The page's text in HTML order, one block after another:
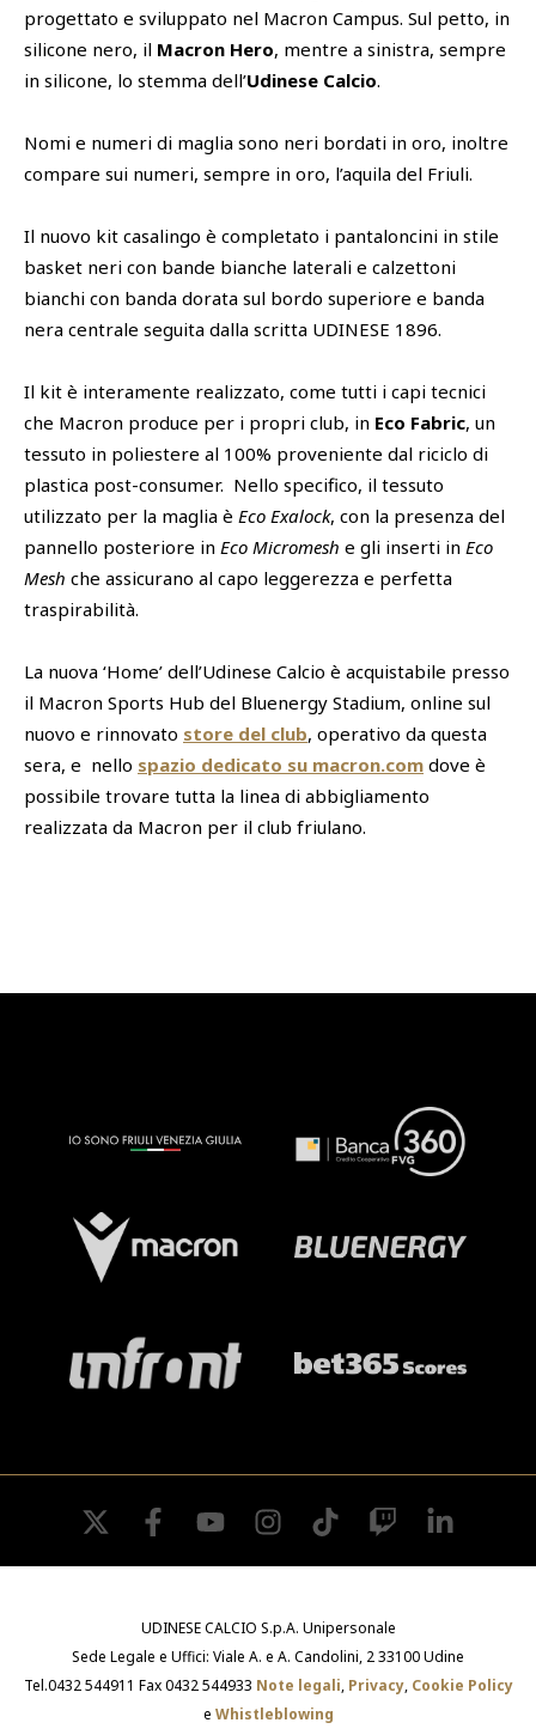
progettato e sviluppato nel Macron Campus. Sul petto, in
silicone nero, il Macron Hero, mentre a sinistra, sempre
in silicone, lo stemma dell’Udinese Calcio.
Nomi e numeri di maglia sono neri bordati in oro, inoltre
compare sui numeri, sempre in oro, l’aquila del Friuli.
Il nuovo kit casalingo è completato i pantaloncini in stile
basket neri con bande bianche laterali e calzettoni
bianchi con banda dorata sul bordo superiore e banda
nera centrale seguita dalla scritta UDINESE 1896.
Il kit è interamente realizzato, come tutti i capi tecnici
che Macron produce per i propri club, in Eco Fabric, un
tessuto in poliestere al 100% proveniente dal riciclo di
plastica post-consumer. Nello specifico, il tessuto
utilizzato per la maglia è Eco Exalock, con la presenza del
pannello posteriore in Eco Micromesh e gli inserti in Eco
Mesh che assicurano al capo leggerezza e perfetta
traspirabilità.
La nuova ‘Home’ dell’Udinese Calcio è acquistabile presso
il Macron Sports Hub del Bluenergy Stadium, online sul
nuovo e rinnovato store del club, operativo da questa
sera, e nello spazio dedicato su macron.com dove è
possibile trovare tutta la linea di abbigliamento
realizzata da Macron per il club friulano.
twitter facebookyoutube instagramtiktok twitch
UDINESE CALCIO S.p.A. Unipersonale
Sede Legale e Uffici: Viale A. e A. Candolini, 2 33100 Udine
Tel.0432 544911 Fax 0432 544933 Note legali, Privacy, Cookie Policy
e Whistleblowing